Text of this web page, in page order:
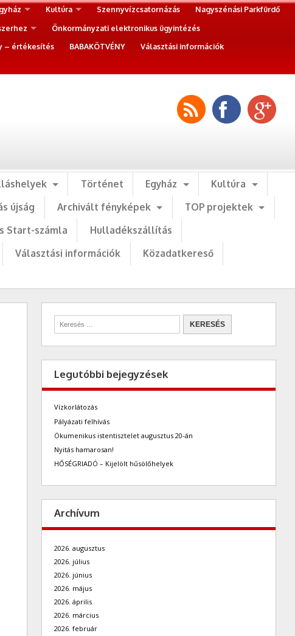
Kultúra Szennyvízcsatornázás
Nagyszénási Parkfürdő
Önkormányzati elektronikus ügyintézés
– értékesítés BABAKÖTVÉNY
Választási információk
Történet Egyház
Kultúra
újság Archivált fényképek
TOP projektek
Start-számla
Hulladékszállítás
Választási információk
Közadatkereső
Legutóbbi bejegyzések
Vízkorlátozás
Pályázati felhívás
Ökumenikus istentisztelet augusztus 20-án
Nyitás hamarosan!
HŐSÉGRIADÓ – Kijelölt hűsölőhelyek
Archívum
2026. augusztus
2026. július
2026. június
2026. május
2026. április
2026. március
2026. február